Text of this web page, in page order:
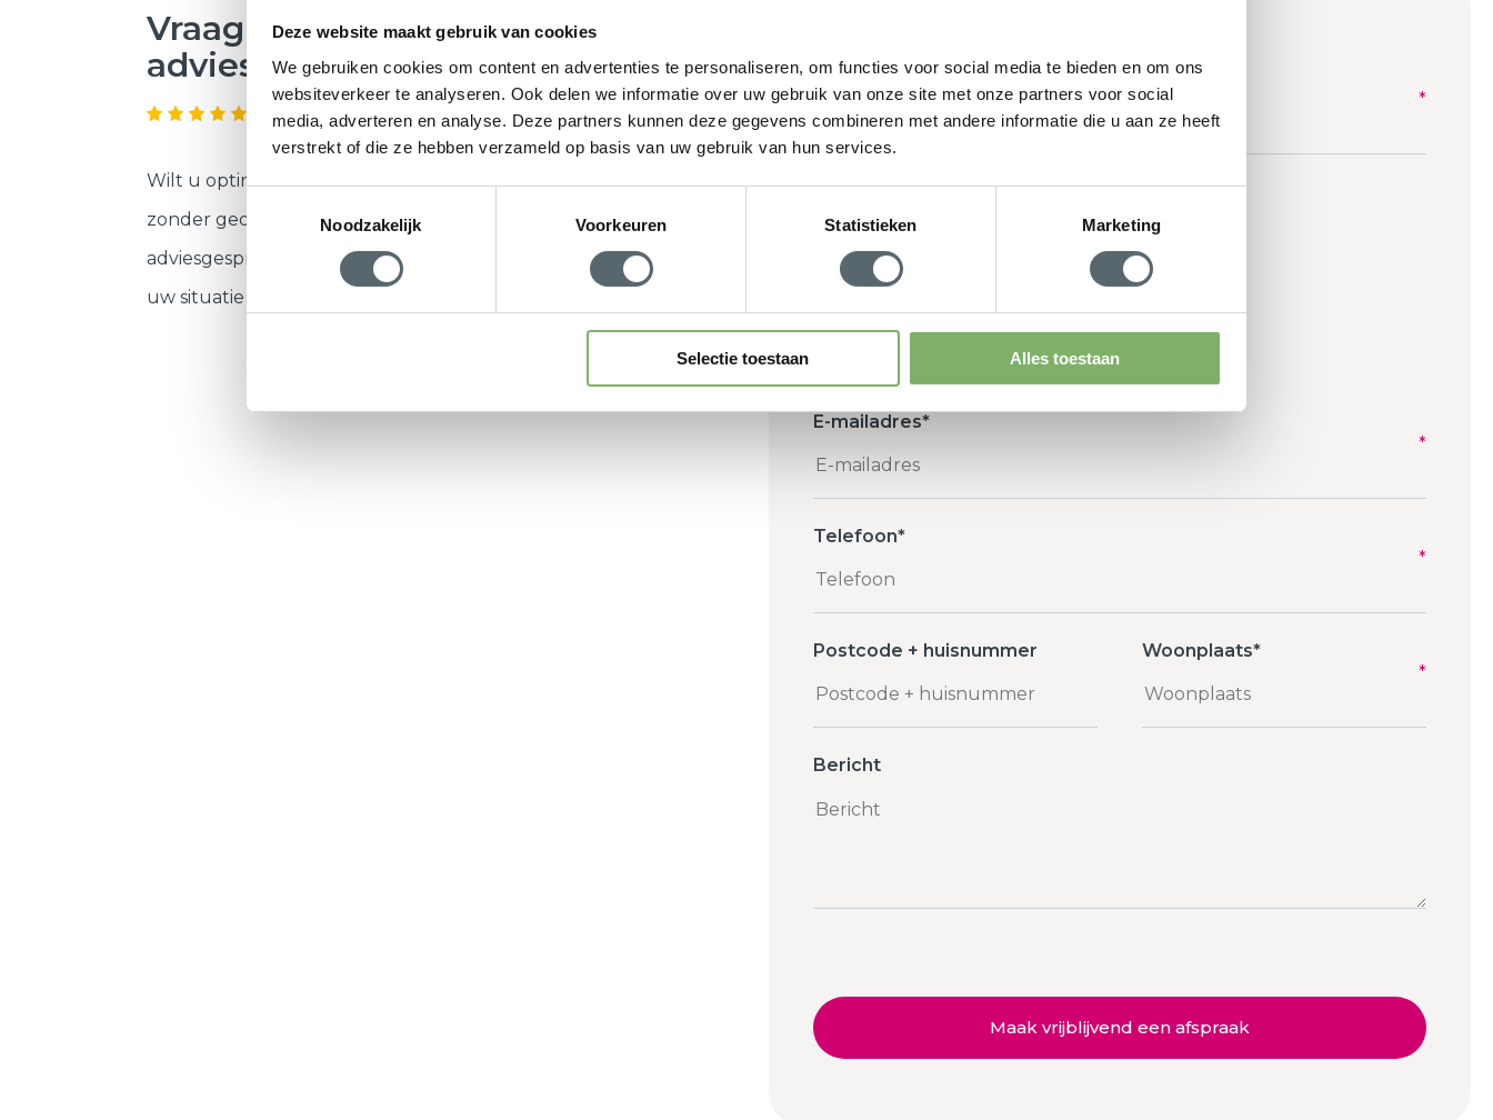
Deze website maakt gebruik van cookies
We gebruiken cookies om content en advertenties te personaliseren, om functies voor social media te bieden en om ons
websiteverkeer te analyseren. Ook delen we informatie over uw gebruik van onze site met onze partners voor social
media, adverteren en analyse. Deze partners kunnen deze gegevens combineren met andere informatie die u aan ze heeft
verstrekt of die ze hebben verzameld op basis van uw gebruik van hun services.
Noodzakelijk
Voorkeuren Statistieken Marketing
Selectie toestaan Alles toestaan
Vraag direct uw
adviesgesprek aan
763 beoordelingen
Wilt u optimaal profiteren van de ISDE subsidie
zonder gedoe? Vraag nu een vrijblijvend
adviesgesprek aan. Onze adviseur belt u terug om
uw situatie door te nemen.
Naam*
Interesse
Kozijnen
Deuren
Schuifpuien
E-mailadres*
Telefoon*
Postcode + huisnummer Woonplaats*
Bericht